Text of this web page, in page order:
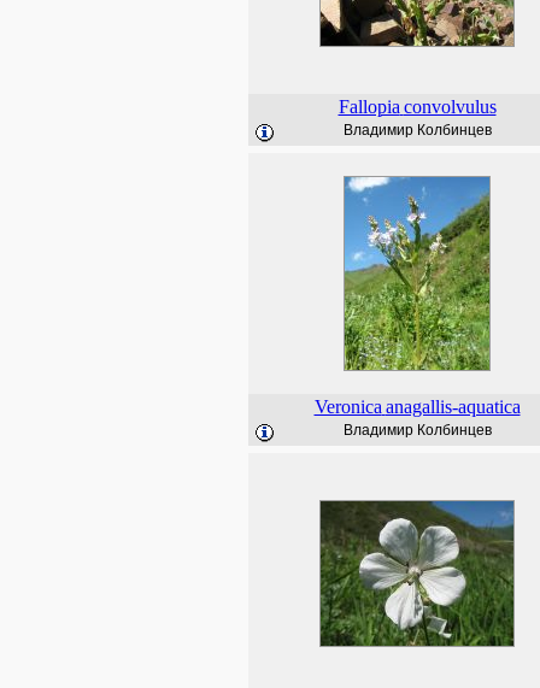
Fallopia convolvulus
Владимир Колбинцев
Veronica anagallis-aquatica
Владимир Колбинцев